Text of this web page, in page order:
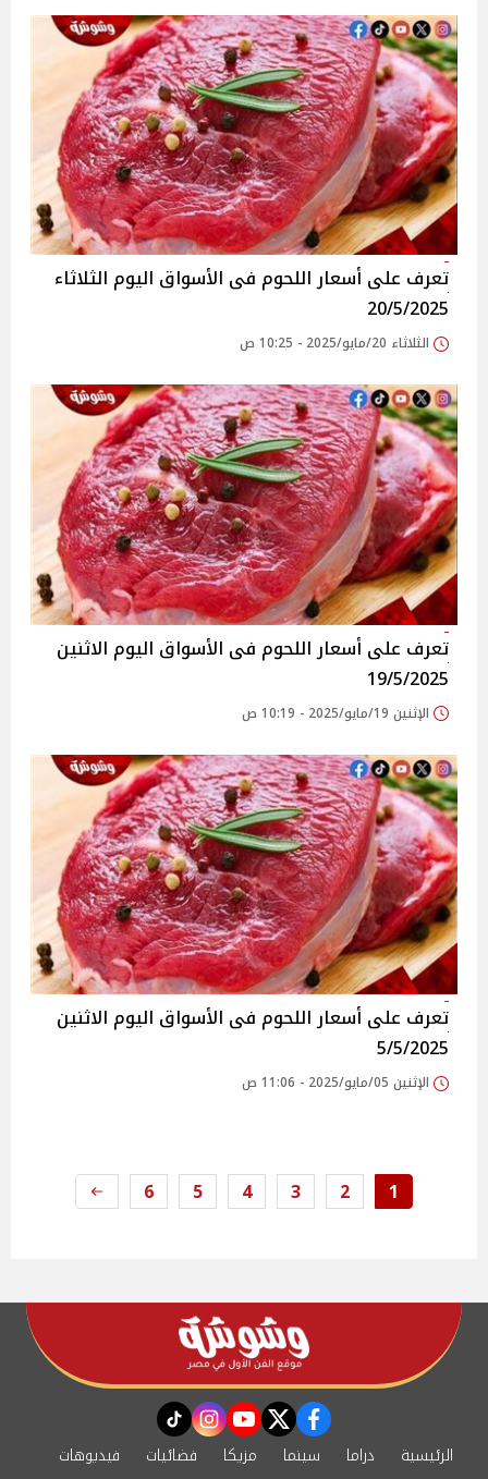
تعرف على أسعار اللحوم فى الأسواق‎‎ اليوم الثلاثاء
20/5/2025
الثلاثاء 20/مايو/2025 - 10:25 ص
تعرف على أسعار اللحوم فى الأسواق‎‎ اليوم الاثنين
19/5/2025
الإثنين 19/مايو/2025 - 10:19 ص
تعرف على أسعار اللحوم فى الأسواق‎‎ اليوم الاثنين
5/5/2025
الإثنين 05/مايو/2025 - 11:06 ص
1
2
3
4
5
6
facebook
twitter
youtube
instagram
tiktok
الرئيسية دراما سينما مزيكا فضائيات فيديوهات